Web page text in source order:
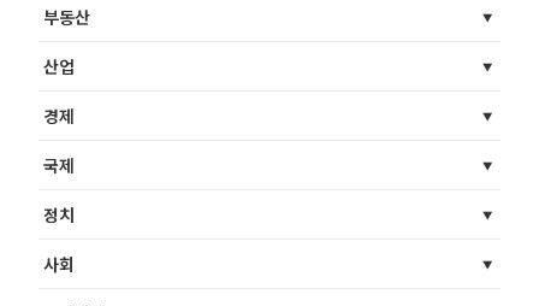
부동산
산업
경제
국제
정치
사회